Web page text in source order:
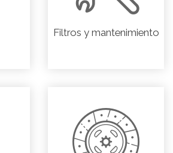
Filtros y mantenimiento